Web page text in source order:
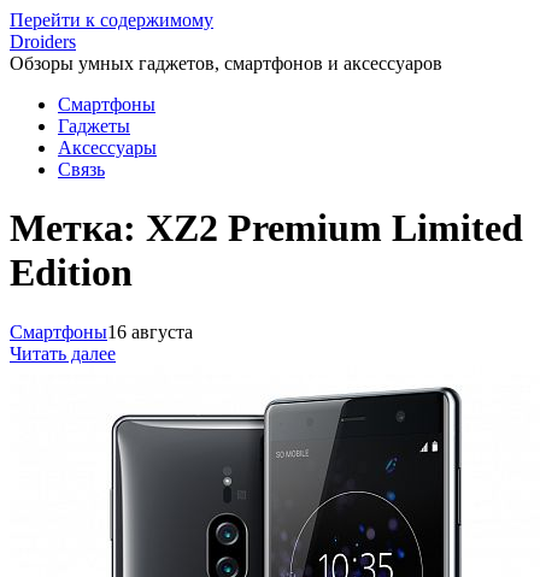
Перейти к содержимому
Droiders
Обзоры умных гаджетов, смартфонов и аксессуаров
Смартфоны
Гаджеты
Аксессуары
Связь
Метка: XZ2 Premium Limited
Edition
Смартфоны16 августа
Читать далее